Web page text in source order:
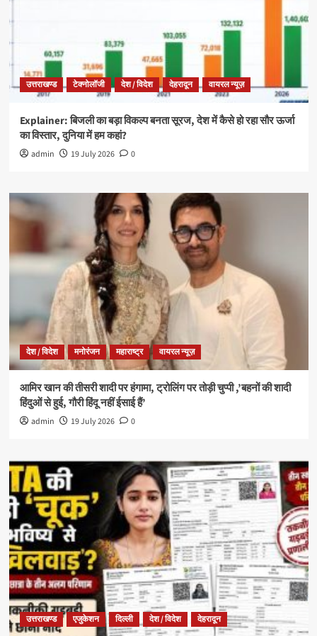
उत्तराखण्ड टेक्नोलॉजी देश / विदेश देहरादून वायरल न्यूज़
Explainer: बिजली का बड़ा विकल्प बनता सूरज, देश में कैसे हो रहा सौर ऊर्जा
का विस्तार, दुनिया में हम कहां?
admin 19 July 2026 0
देश / विदेश मनोरंजन महाराष्ट्र वायरल न्यूज़
आमिर खान की तीसरी शादी पर हंगामा, ट्रोलिंग पर तोड़ी चुप्पी ,’बहनों की शादी
हिंदुओं से हुई, गौरी हिंदू नहीं ईसाई हैं’
admin 19 July 2026 0
उत्तराखण्ड एजुकेशन दिल्ली देश / विदेश देहरादून